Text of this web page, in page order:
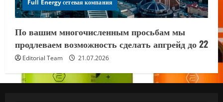
Full Energy сетевая компания
По вашим многочисленным просьбам мы
продлеваем возможность сделать апгрейд до 22
Editorial Team 21.07.2026